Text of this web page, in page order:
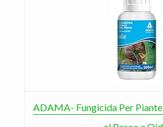
ADAMA- Fungicida Per